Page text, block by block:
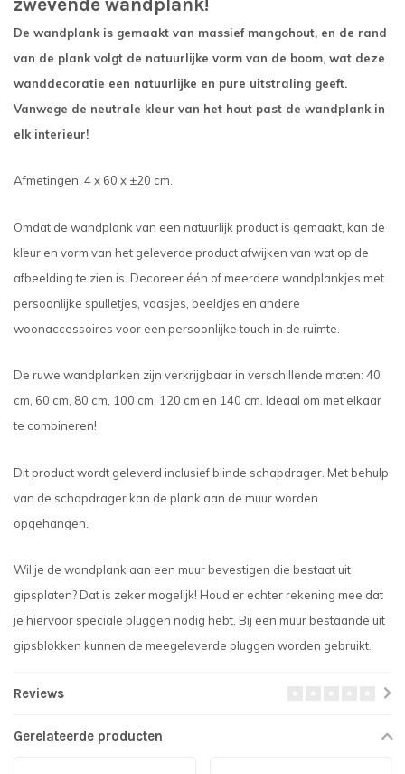
zwevende wandplank!
De wandplank is gemaakt van massief mangohout, en de rand
van de plank volgt de natuurlijke vorm van de boom, wat deze
wanddecoratie een natuurlijke en pure uitstraling geeft.
Vanwege de neutrale kleur van het hout past de wandplank in
elk interieur!
Afmetingen: 4 x 60 x ±20 cm.
Omdat de wandplank van een natuurlijk product is gemaakt, kan de
kleur en vorm van het geleverde product afwijken van wat op de
afbeelding te zien is. Decoreer één of meerdere wandplankjes met
persoonlijke spulletjes, vaasjes, beeldjes en andere
woonaccessoires voor een persoonlijke touch in de ruimte.
De ruwe wandplanken zijn verkrijgbaar in verschillende maten: 40
cm, 60 cm, 80 cm, 100 cm, 120 cm en 140 cm. Ideaal om met elkaar
te combineren!
Dit product wordt geleverd inclusief blinde schapdrager. Met behulp
van de schapdrager kan de plank aan de muur worden
opgehangen.
Wil je de wandplank aan een muur bevestigen die bestaat uit
gipsplaten? Dat is zeker mogelijk! Houd er echter rekening mee dat
je hiervoor speciale pluggen nodig hebt. Bij een muur bestaande uit
gipsblokken kunnen de meegeleverde pluggen worden gebruikt.
Reviews
Gerelateerde producten